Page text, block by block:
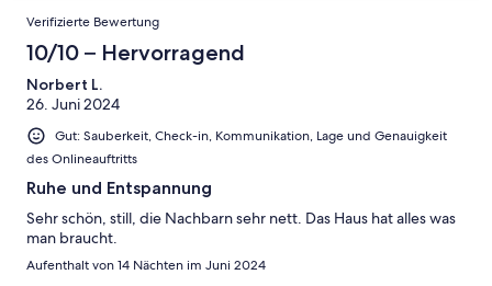
Verifizierte Bewertung
10/10 – Hervorragend
Norbert L.
26. Juni 2024
Gut: Sauberkeit, Check-in, Kommunikation, Lage und Genauigkeit
des Onlineauftritts
Ruhe und Entspannung
Sehr schön, still, die Nachbarn sehr nett. Das Haus hat alles was
man braucht.
Aufenthalt von 14 Nächten im Juni 2024